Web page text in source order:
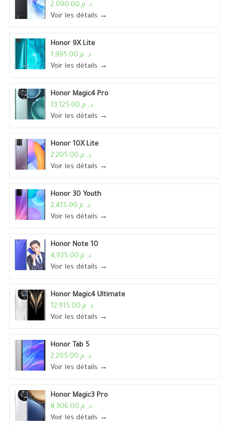
د. م.2,090.00
Voir les détails →
Honor 9X Lite
د. م.1,995.00
Voir les détails →
Honor Magic4 Pro
د. م.13,125.00
Voir les détails →
Honor 10X Lite
د. م.2,205.00
Voir les détails →
Honor 30 Youth
د. م.2,415.00
Voir les détails →
Honor Note 10
د. م.4,935.00
Voir les détails →
Honor Magic4 Ultimate
د. م.12,915.00
Voir les détails →
Honor Tab 5
د. م.2,205.00
Voir les détails →
Honor Magic3 Pro
د. م.8,306.00
Voir les détails →